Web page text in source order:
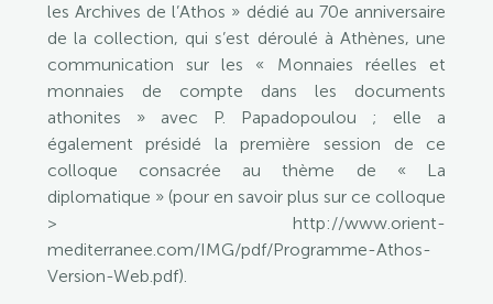
les Archives de l’Athos » dédié au 70e anniversaire
de la collection, qui s’est déroulé à Athènes, une
communication sur les « Monnaies réelles et
monnaies de compte dans les documents
athonites » avec P. Papadopoulou ; elle a
également présidé la première session de ce
colloque consacrée au thème de « La
diplomatique » (pour en savoir plus sur ce colloque
> http://www.orient-
mediterranee.com/IMG/pdf/Programme-Athos-
Version-Web.pdf).